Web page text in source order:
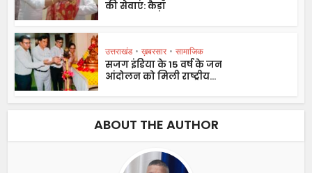
की सेवाएं: कैड़ा
उत्तराखंड • ख़बरसार • सामाजिक
सजग इंडिया के 15 वर्ष के जन
आंदोलन को मिली राष्ट्रीय...
ABOUT THE AUTHOR